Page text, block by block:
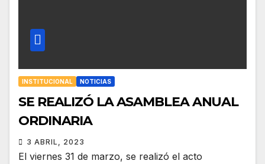
INSTITUCIONAL NOTICIAS
SE REALIZÓ LA ASAMBLEA ANUAL
ORDINARIA
3 ABRIL, 2023
El viernes 31 de marzo, se realizó el acto